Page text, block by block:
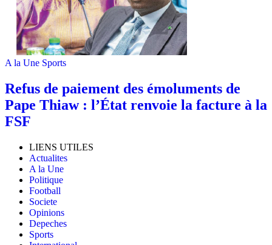
A la Une Sports
Refus de paiement des émoluments de
Pape Thiaw : l’État renvoie la facture à la
FSF
LIENS UTILES
Actualites
A la Une
Politique
Football
Societe
Opinions
Depeches
Sports